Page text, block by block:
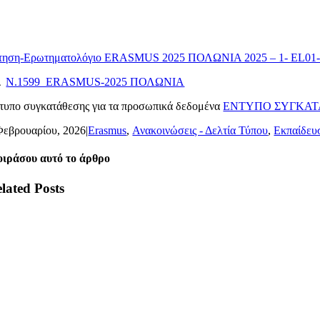
Ερωτηματολόγιο ERASMUS 2025 ΠΟΛΩΝΙΑ 2025 – 1-
Ν.1599_ERASMUS-2025 ΠΟΛΩΝΙΑ
συγκατάθεσης για τα προσωπικά δεδομέναΕΝΤΥΠΟ
2026|Erasmus, Ανακοινώσεις - Δελτία Τύπου,
αυτό το άρθρο
Posts